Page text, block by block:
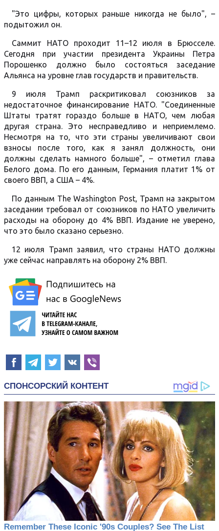
"Это цифры, которых раньше никогда не было", –
подытожил он.
Саммит НАТО проходит 11–12 июля в Брюсселе.
Сегодня при участии президента Украины Петра
Порошенко должно было состояться заседание
Альянса на уровне глав государств и правительств.
9 июля Трамп раскритиковал союзников за
недостаточное финансирование НАТО. "Соединенные
Штаты тратят гораздо больше в НАТО, чем любая
другая страна. Это несправедливо и неприемлемо.
Несмотря на то, что эти страны увеличивают свои
взносы после того, как я занял должность, они
должны сделать намного больше", – отметил глава
Белого дома. По его данным, Германия платит 1% от
своего ВВП, а США – 4%.
По данным The Washington Post, Трамп на закрытом
заседании требовал от союзников по НАТО увеличить
расходы на оборону до 4% ВВП. Издание не уверено,
что это было сказано серьезно.
12 июля Трамп заявил, что страны НАТО должны
уже сейчас направлять на оборону 2% ВВП.